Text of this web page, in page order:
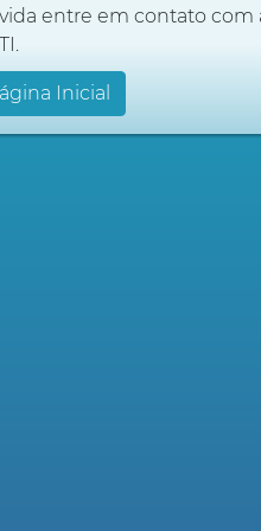
entre em contato com
Inicial